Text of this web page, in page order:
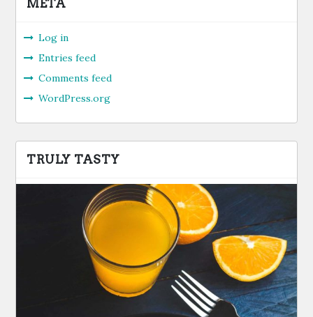
META
Log in
Entries feed
Comments feed
WordPress.org
TRULY TASTY